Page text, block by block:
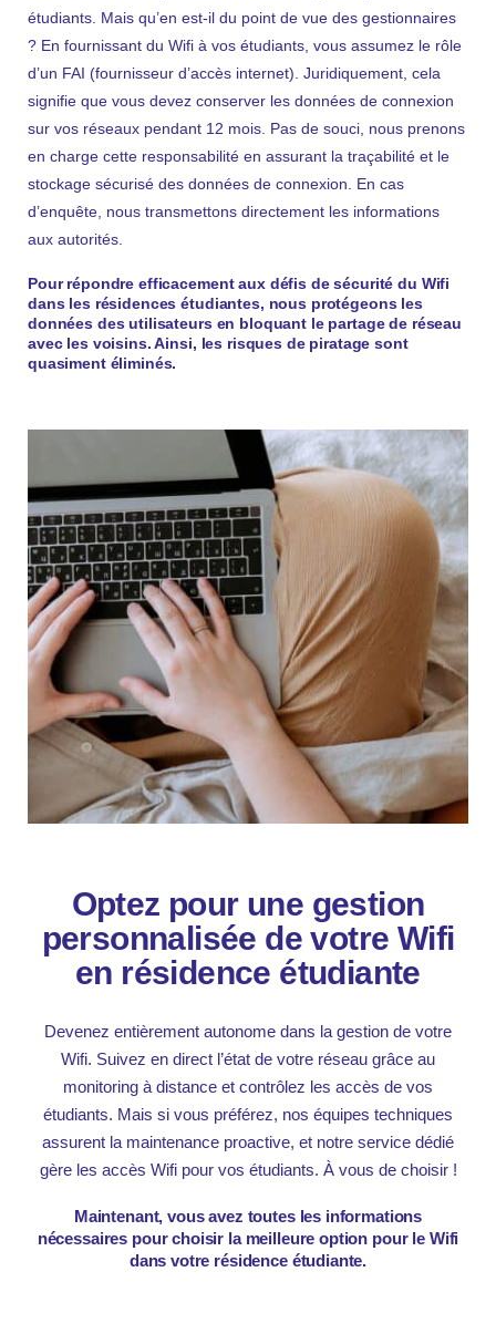
étudiants. Mais qu’en est-il du point de vue des gestionnaires
? En fournissant du Wifi à vos étudiants, vous assumez le rôle
d’un FAI (fournisseur d’accès internet). Juridiquement, cela
signifie que vous devez conserver les données de connexion
sur vos réseaux pendant 12 mois. Pas de souci, nous prenons
en charge cette responsabilité en assurant la traçabilité et le
stockage sécurisé des données de connexion. En cas
d’enquête, nous transmettons directement les informations
aux autorités.
Pour répondre efficacement aux défis de sécurité du Wifi
dans les résidences étudiantes, nous protégeons les
données des utilisateurs en bloquant le partage de réseau
avec les voisins. Ainsi, les risques de piratage sont
quasiment éliminés.
Optez pour une gestion
personnalisée de votre Wifi
en résidence étudiante
Devenez entièrement autonome dans la gestion de votre
Wifi. Suivez en direct l’état de votre réseau grâce au
monitoring à distance et contrôlez les accès de vos
étudiants. Mais si vous préférez, nos équipes techniques
assurent la maintenance proactive, et notre service dédié
gère les accès Wifi pour vos étudiants. À vous de choisir !
Maintenant, vous avez toutes les informations
nécessaires pour choisir la meilleure option pour le Wifi
dans votre résidence étudiante.